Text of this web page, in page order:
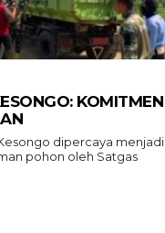
KOMITMEN
dipercaya menjadi
pohon oleh Satgas